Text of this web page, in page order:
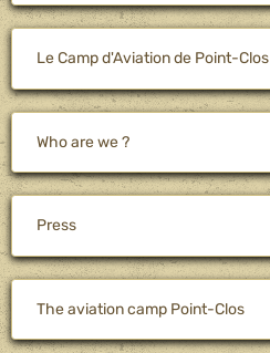
Le Camp d'Aviation de Point-Clos
Who are we ?
Press
The aviation camp Point-Clos